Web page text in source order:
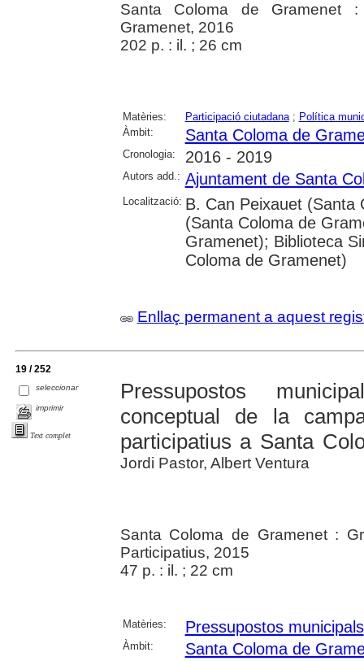
Santa Coloma de Gramenet
Gramenet, 2016
202 p. : il. ; 26 cm
Matèries: Participació ciutadana; Política
Àmbit:
Santa Coloma de
Cronologia: 2016 - 2019
Autors add.: Ajuntament de Santa
Localització: B. Can Peixauet (Santa
(Santa Coloma de
Gramenet); Biblioteca
Coloma de Gramenet)
Enllaç permanent a aquest
19 / 252
seleccionar
imprimir
Text complet
Pressupostos
conceptual de la
participatius a Santa
Jordi Pastor, Albert Ventura
Santa Coloma de Gramenet :
Participatius, 2015
47 p. : il. ; 22 cm
Matèries: Pressupostos municipals
Àmbit: Santa Coloma de